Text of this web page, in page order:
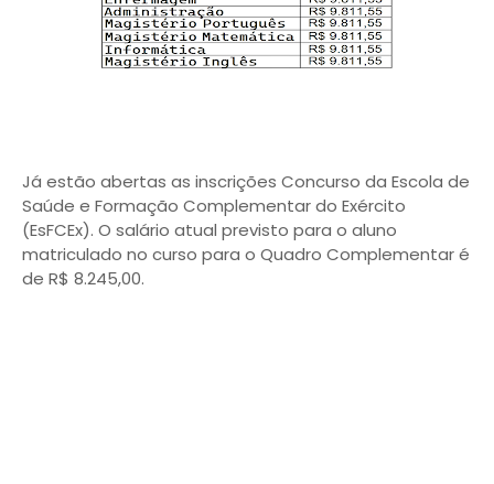
Já estão abertas as inscrições Concurso da Escola de
Saúde e Formação Complementar do Exército
(EsFCEx). O salário atual previsto para o aluno
matriculado no curso para o Quadro Complementar é
de R$ 8.245,00.